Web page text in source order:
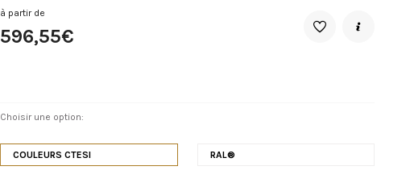
à partir de
596,55€
Choisir une option:
COULEURS CTESI RAL®